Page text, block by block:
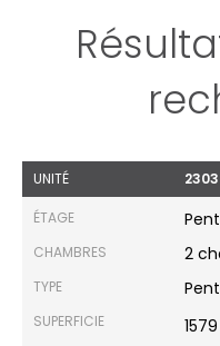
UNITÉ 2303
ÉTAGE
CHAMBRES 2
TYPE
SUPERFICIE